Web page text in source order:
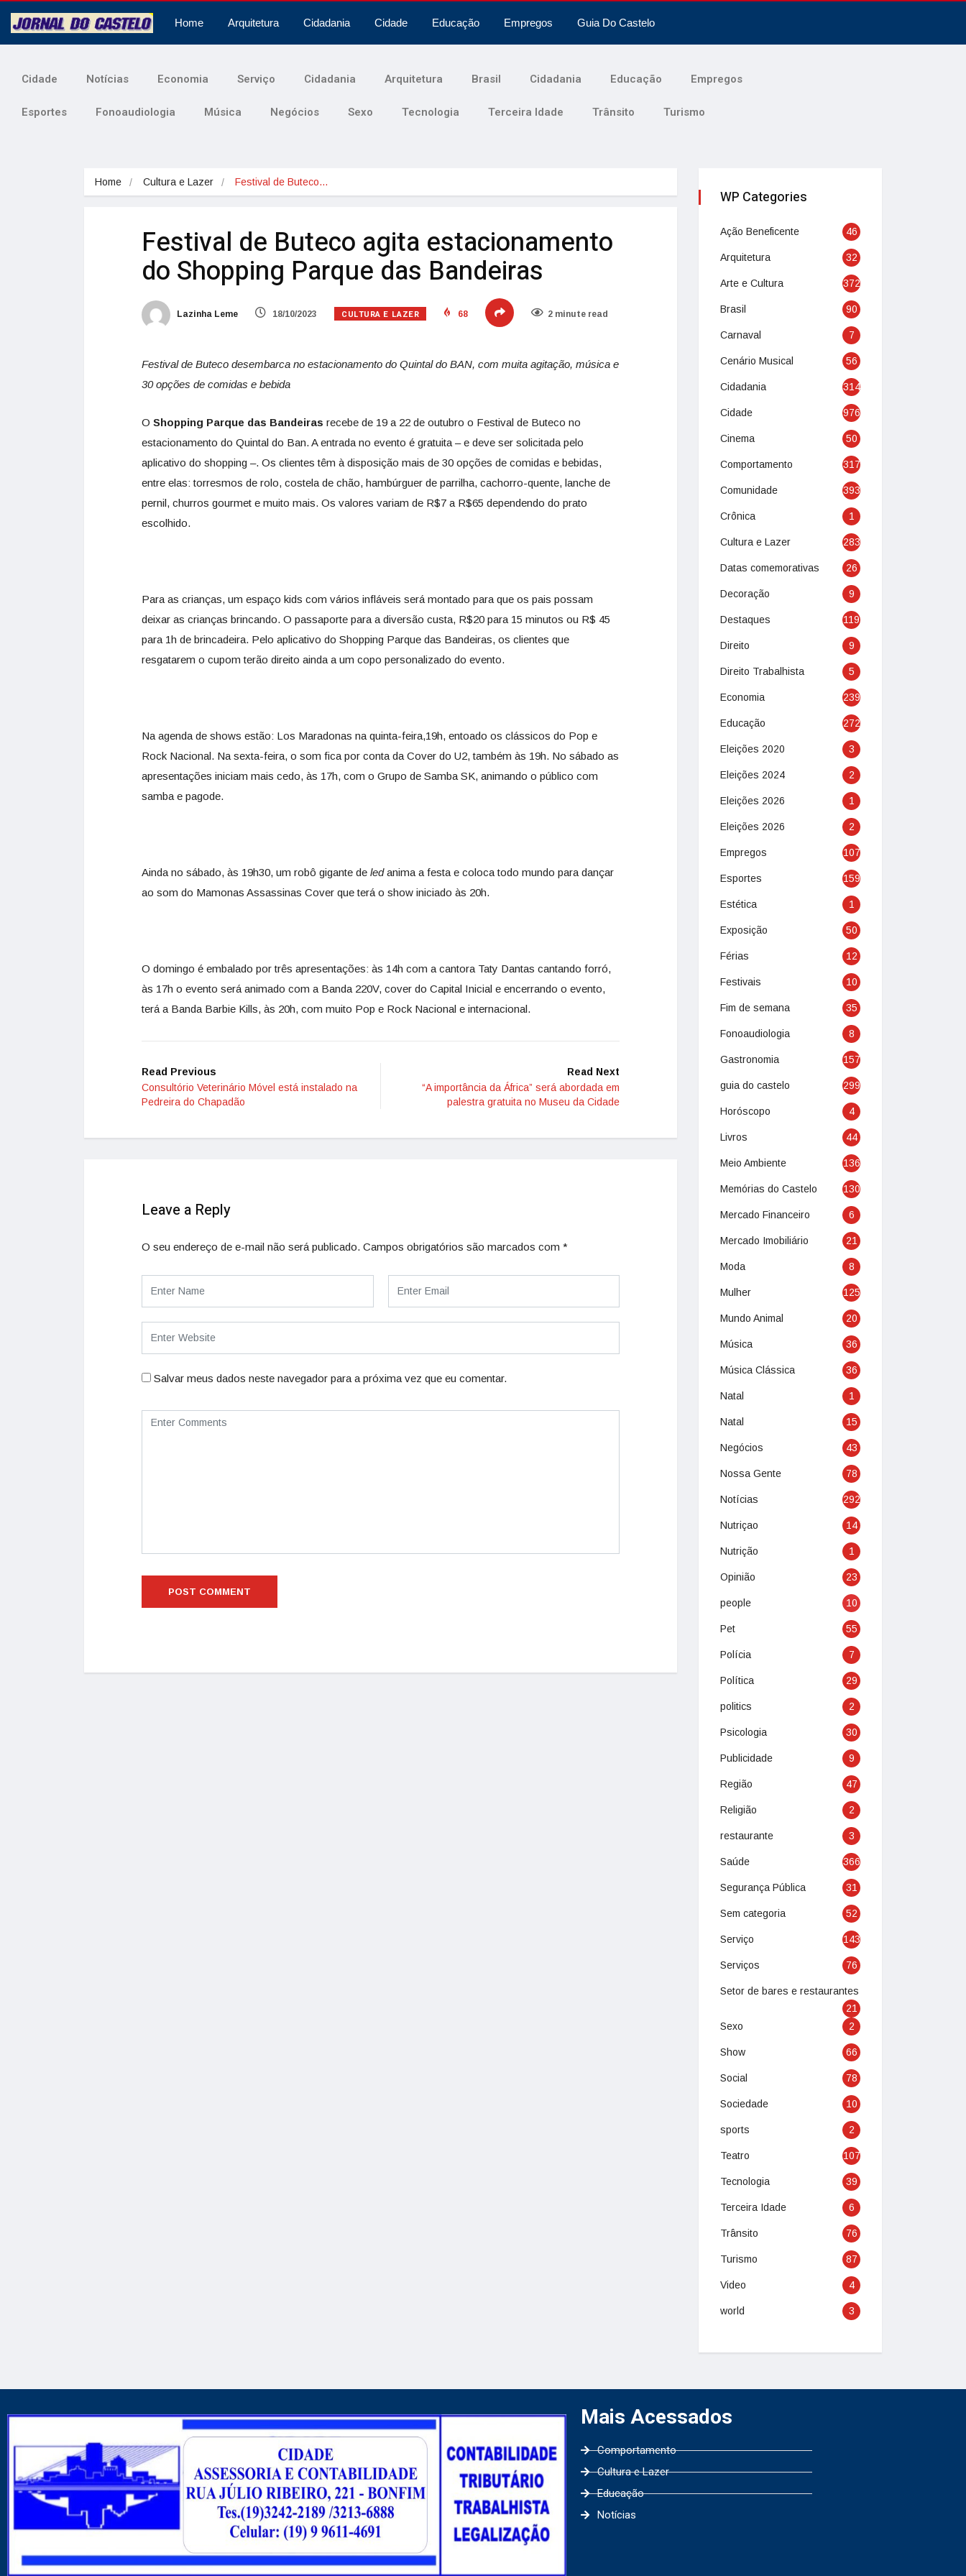
Home Arquitetura Cidadania Cidade Educação Empregos Guia Do Castelo
Cidade Notícias Economia Serviço Cidadania Arquitetura Brasil Cidadania Educação Empregos
Esportes Fonoaudiologia Música Negócios Sexo Tecnologia Terceira Idade Trânsito Turismo
Home Cultura e Lazer Festival de Buteco…
Festival de Buteco agita estacionamento
do Shopping Parque das Bandeiras
Lazinha Leme 18/10/2023 CULTURA E LAZER 68 2 minute read
Festival de Buteco desembarca no estacionamento do Quintal do BAN, com muita agitação, música e
30 opções de comidas e bebida
O Shopping Parque das Bandeiras recebe de 19 a 22 de outubro o Festival de Buteco no
estacionamento do Quintal do Ban. A entrada no evento é gratuita – e deve ser solicitada pelo
aplicativo do shopping –. Os clientes têm à disposição mais de 30 opções de comidas e bebidas,
entre elas: torresmos de rolo, costela de chão, hambúrguer de parrilha, cachorro-quente, lanche de
pernil, churros gourmet e muito mais. Os valores variam de R$7 a R$65 dependendo do prato
escolhido.
Para as crianças, um espaço kids com vários infláveis será montado para que os pais possam
deixar as crianças brincando. O passaporte para a diversão custa, R$20 para 15 minutos ou R$ 45
para 1h de brincadeira. Pelo aplicativo do Shopping Parque das Bandeiras, os clientes que
resgatarem o cupom terão direito ainda a um copo personalizado do evento.
Na agenda de shows estão: Los Maradonas na quinta-feira,19h, entoado os clássicos do Pop e
Rock Nacional. Na sexta-feira, o som fica por conta da Cover do U2, também às 19h. No sábado as
apresentações iniciam mais cedo, às 17h, com o Grupo de Samba SK, animando o público com
samba e pagode.
Ainda no sábado, às 19h30, um robô gigante de ledanima a festa e coloca todo mundo para dançar
ao som do Mamonas Assassinas Cover que terá o show iniciado às 20h.
O domingo é embalado por três apresentações: às 14h com a cantora Taty Dantas cantando forró,
às 17h o evento será animado com a Banda 220V, cover do Capital Inicial e encerrando o evento,
terá a Banda Barbie Kills, às 20h, com muito Pop e Rock Nacional e internacional.
Read Previous
Consultório Veterinário Móvel está instalado na
Pedreira do Chapadão
Read Next
“A importância da África” será abordada em
palestra gratuita no Museu da Cidade
Leave a Reply
O seu endereço de e-mail não será publicado. Campos obrigatórios são marcados com *
Salvar meus dados neste navegador para a próxima vez que eu comentar.
WP Categories
Ação Beneficente 46
Arquitetura 32
Arte e Cultura 372
Brasil 90
Carnaval 7
Cenário Musical 56
Cidadania 314
Cidade 976
Cinema 50
Comportamento 317
Comunidade 393
Crônica 1
Cultura e Lazer 283
Datas comemorativas 26
Decoração 9
Destaques 119
Direito 9
Direito Trabalhista 5
Economia 239
Educação 272
Eleições 2020 3
Eleições 2024 2
Eleições 2026 1
Eleições 2026 2
Empregos 107
Esportes 159
Estética 1
Exposição 50
Férias 12
Festivais 10
Fim de semana 35
Fonoaudiologia 8
Gastronomia 157
guia do castelo 299
Horóscopo 4
Livros 44
Meio Ambiente 136
Memórias do Castelo 130
Mercado Financeiro 6
Mercado Imobiliário 21
Moda 8
Mulher 125
Mundo Animal 20
Música 36
Música Clássica 36
Natal 1
Natal 15
Negócios 43
Nossa Gente 78
Notícias 292
Nutriçao 14
Nutrição 1
Opinião 23
people 10
Pet 55
Polícia 7
Política 29
politics 2
Psicologia 30
Publicidade 9
Região 47
Religião 2
restaurante 3
Saúde 366
Segurança Pública 31
Sem categoria 52
Serviço 143
Serviços 76
Setor de bares e restaurantes
21
Sexo
2
Show 66
Social 78
Sociedade 10
sports 2
Teatro 107
Tecnologia 39
Terceira Idade 6
Trânsito 76
Turismo 87
Video 4
world 3
Mais Acessados
Comportamento
Cultura e Lazer
Educação
Notícias